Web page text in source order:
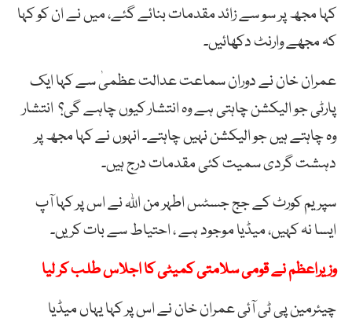
کہا مجھ پر سو سے زائد مقدمات بنائے گئے، میں نے ان کو کہا
کہ مجھے وارنٹ دکھائیں۔
عمران خان نے دوران سماعت عدالت عظمیٰ سے کہا ایک
پارٹی جو الیکشن چاہتی ہے وہ انتشار کیوں چاہے گی؟ انتشار
وہ چاہتے ہیں جو الیکشن نہیں چاہتے۔ انہوں نے کہا مجھ پر
دہشت گردی سمیت کئی مقدمات درج ہیں۔
سپریم کورٹ کے جج جسٹس اطہر من اللہ نے اس پر کہا آپ
ایسا نہ کہیں، میڈیا موجود ہے ، احتیاط سے بات کریں۔
وزیراعظم نے قومی سلامتی کمیٹی کا اجلاس طلب کر لیا
چیئرمین پی ٹی آئی عمران خان نے اس پر کہا یہاں میڈیا